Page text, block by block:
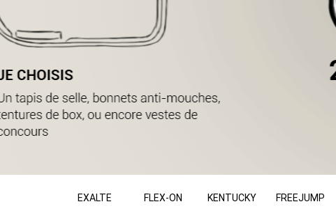
EXALTE FLEX-ON KENTUCKY FREEJUMP